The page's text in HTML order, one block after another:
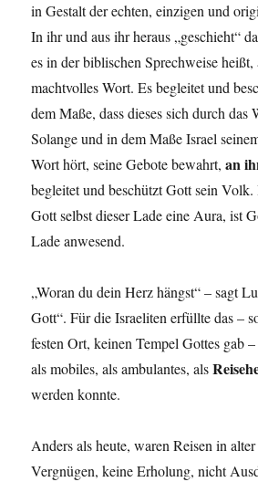
in Gestalt der echten, einzigen und
In ihr und aus ihr heraus „geschieht“
es in der biblischen Sprechweise
machtvolles Wort. Es begleitet und
dem Maße, dass dieses sich durch das
Solange und in dem Maße Israel
Wort hört, seine Gebote bewahrt,an
begleitet und beschützt Gott sein
Gott selbst dieser Lade eine Aura, ist
Lade anwesend.
„Woran du dein Herz hängst“ – sagt
Gott“. Für die Israeliten erfüllte das –
festen Ort, keinen Tempel Gottes gab
als mobiles, als ambulantes, als
werden konnte.
Anders als heute, waren Reisen in
Vergnügen, keine Erholung, nicht